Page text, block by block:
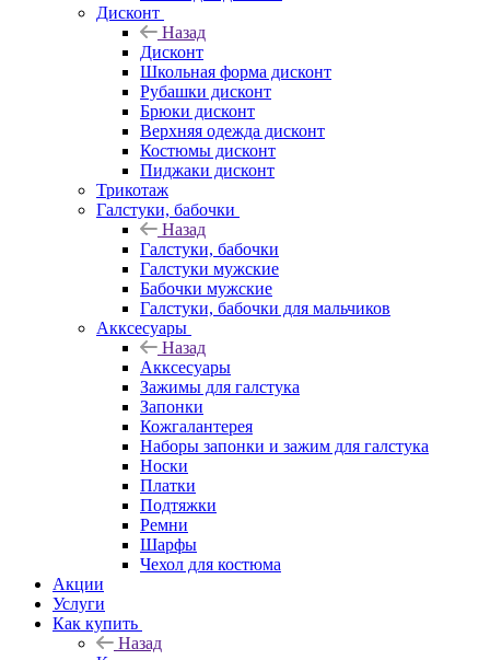
Дисконт
Назад
Дисконт
Школьная форма дисконт
Рубашки дисконт
Брюки дисконт
Верхняя одежда дисконт
Костюмы дисконт
Пиджаки дисконт
Трикотаж
Галстуки, бабочки
Назад
Галстуки, бабочки
Галстуки мужские
Бабочки мужские
Галстуки, бабочки для мальчиков
Акксесуары
Назад
Акксесуары
Зажимы для галстука
Запонки
Кожгалантерея
Наборы запонки и зажим для галстука
Носки
Платки
Подтяжки
Ремни
Шарфы
Чехол для костюма
Акции
Услуги
Как купить
Назад